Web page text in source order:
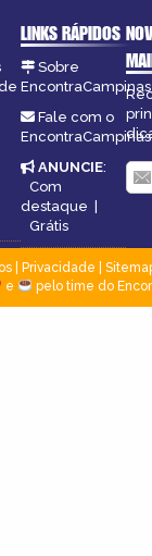
LINKS RÁPIDOS
Sobre
EncontraCampinas
Fale com o
EncontraCampinas
ANUNCIE:
Com
destaque
Grátis
| Privacidade
e pelo time do